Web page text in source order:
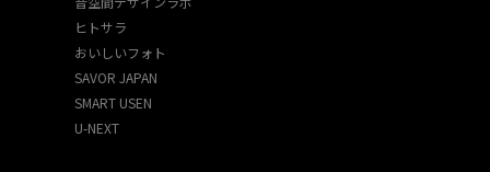
ヒトサラ
おいしいフォト
SAVOR JAPAN
SMART USEN
U-NEXT